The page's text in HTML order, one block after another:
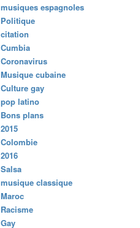
musiques espagnoles
Politique
citation
Cumbia
Coronavirus
Musique cubaine
Culture gay
pop latino
Bons plans
2015
Colombie
2016
Salsa
musique classique
Maroc
Racisme
Gay